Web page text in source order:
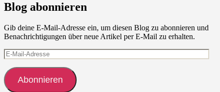
Blog abonnieren
Gib deine E-Mail-Adresse ein, um diesen Blog zu abonnieren und
Benachrichtigungen über neue Artikel per E-Mail zu erhalten.
E-
Mail-
Adresse
Abonnieren